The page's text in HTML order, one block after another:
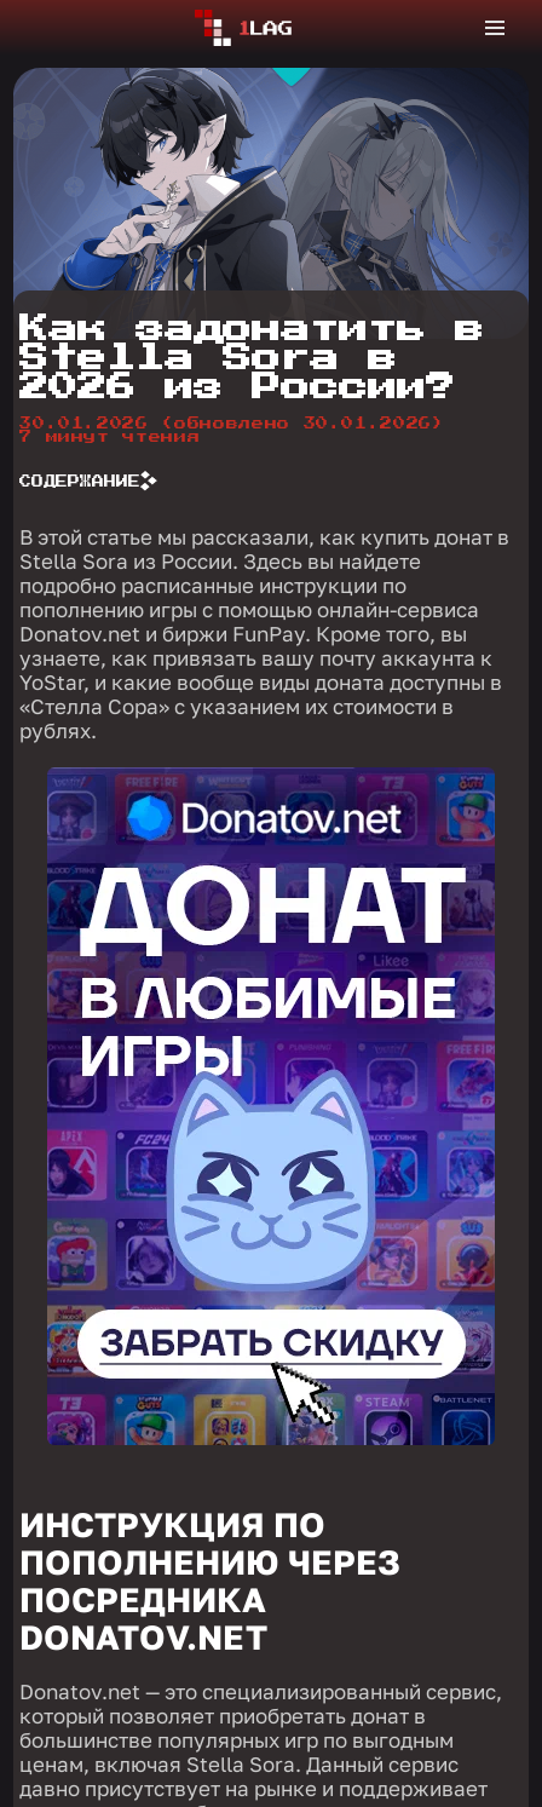
Как задонатить в
Stella Sora в
2026 из России?
30.01.2026
(обновлено 30.01.2026)
7 минут чтения
СОДЕРЖАНИЕ
В этой статье мы рассказали, как купить донат в
Stella Sora из России. Здесь вы найдете
подробно расписанные инструкции по
пополнению игры с помощью онлайн-сервиса
Donatov.net и биржи FunPay. Кроме того, вы
узнаете, как привязать вашу почту аккаунта к
YoStar, и какие вообще виды доната доступны в
«Стелла Сора» с указанием их стоимости в
рублях.
ИНСТРУКЦИЯ ПО
ПОПОЛНЕНИЮ ЧЕРЕЗ
ПОСРЕДНИКА
DONATOV.NET
Donatov.net — это специализированный сервис,
который позволяет приобретать донат в
большинстве популярных игр по выгодным
ценам, включая Stella Sora. Данный сервис
давно присутствует на рынке и поддерживает